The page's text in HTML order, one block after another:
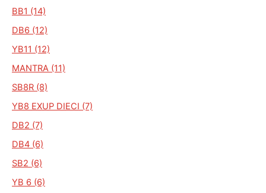
BB1 (14)
DB6 (12)
YB11 (12)
MANTRA (11)
SB8R (8)
YB8 EXUP DIECI (7)
DB2 (7)
DB4 (6)
SB2 (6)
YB 6 (6)